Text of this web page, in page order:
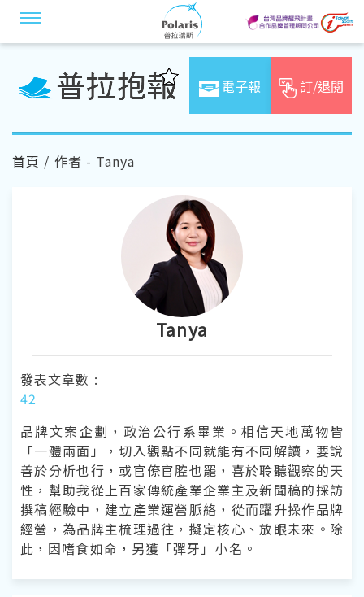
電子報 訂/退閱
首頁 / 作者 - Tanya
Tanya
發表文章數 :
42
品牌文案企劃，政治公行系畢業。相信天地萬物皆
「一體兩面」，切入觀點不同就能有不同解讀，要說
善於分析也行，或官僚官腔也罷，喜於聆聽觀察的天
性，幫助我從上百家傳統產業企業主及新聞稿的採訪
撰稿經驗中，建立產業運營脈絡，從而躍升操作品牌
經營，為品牌主梳理過往，擬定核心、放眼未來。除
此，因嗜食如命，另獲「彈牙」小名。